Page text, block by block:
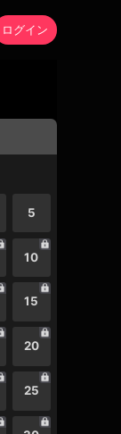
ログイン
5
10
15
20
25